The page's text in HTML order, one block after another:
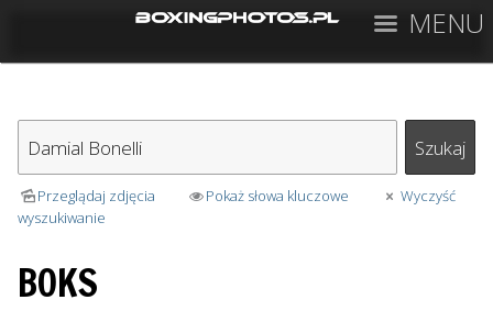
MENU
Przeglądaj zdjęcia Pokaż słowa kluczowe
Wyczyść
wyszukiwanie
BOKS